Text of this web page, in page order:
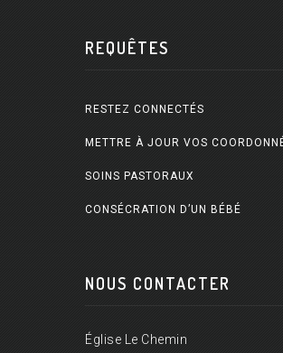
REQUÊTES
RESTEZ CONNECTÉS
METTRE À JOUR VOS
SOINS PASTORAUX
CONSÉCRATION D’UN BÉBÉ
NOUS CONTACTER
Église Le Chemin